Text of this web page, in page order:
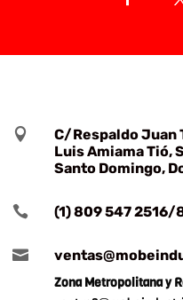

C/Respaldo Juan
Luis Amiama Tió,
Santo Domingo,
 (1) 809 547

Zona Metropolitana y